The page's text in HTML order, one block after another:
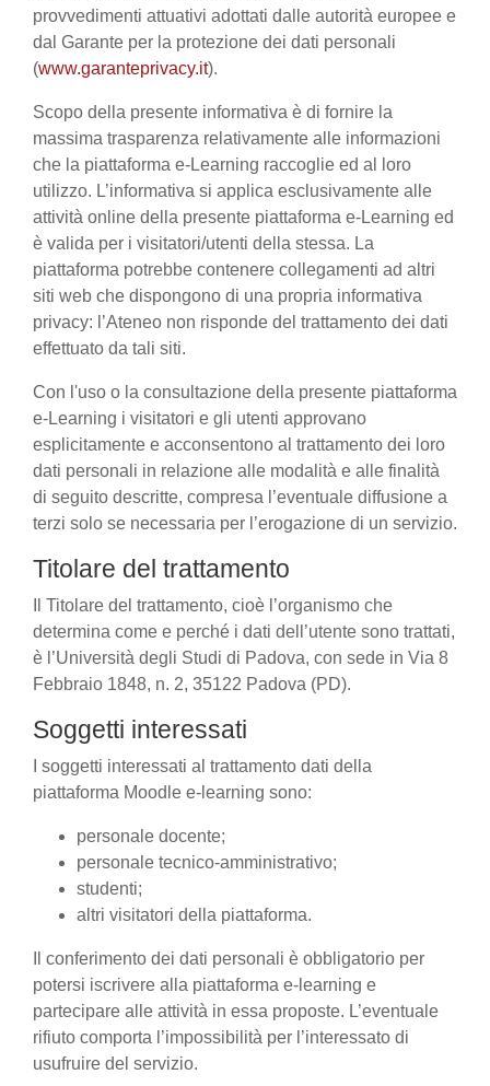
provvedimenti attuativi adottati dalle autorità europee e
dal Garante per la protezione dei dati personali
(www.garanteprivacy.it).
Scopo della presente informativa è di fornire la
massima trasparenza relativamente alle informazioni
che la piattaforma e-Learning raccoglie ed al loro
utilizzo. L’informativa si applica esclusivamente alle
attività online della presente piattaforma e-Learning ed
è valida per i visitatori/utenti della stessa. La
piattaforma potrebbe contenere collegamenti ad altri
siti web che dispongono di una propria informativa
privacy: l’Ateneo non risponde del trattamento dei dati
effettuato da tali siti.
Con l'uso o la consultazione della presente piattaforma
e-Learning i visitatori e gli utenti approvano
esplicitamente e acconsentono al trattamento dei loro
dati personali in relazione alle modalità e alle finalità
di seguito descritte, compresa l’eventuale diffusione a
terzi solo se necessaria per l’erogazione di un servizio.
Titolare del trattamento
Il Titolare del trattamento, cioè l’organismo che
determina come e perché i dati dell’utente sono trattati,
è l’Università degli Studi di Padova, con sede in Via 8
Febbraio 1848, n. 2, 35122 Padova (PD).
Soggetti interessati
I soggetti interessati al trattamento dati della
piattaforma Moodle e-learning sono:
personale docente;
personale tecnico-amministrativo;
studenti;
altri visitatori della piattaforma.
Il conferimento dei dati personali è obbligatorio per
potersi iscrivere alla piattaforma e-learning e
partecipare alle attività in essa proposte. L’eventuale
rifiuto comporta l’impossibilità per l’interessato di
usufruire del servizio.